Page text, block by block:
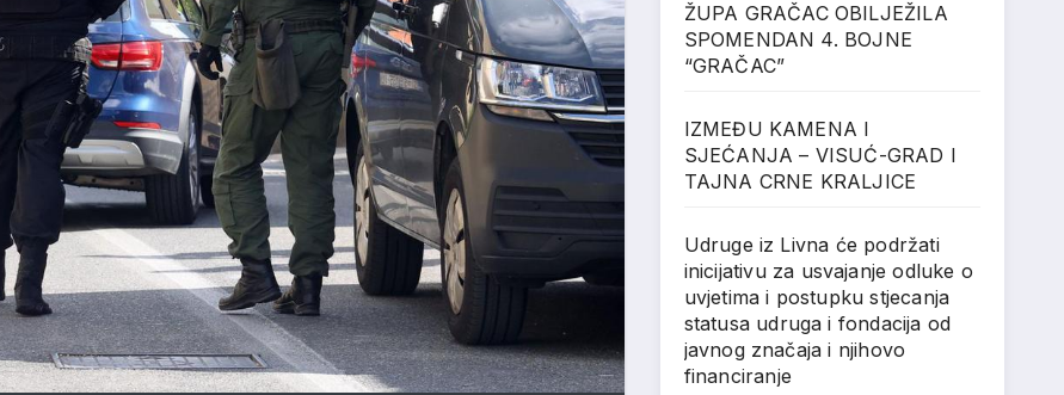
ŽUPA GRAČAC OBILJEŽILA
SPOMENDAN 4. BOJNE
“GRAČAC”
IZMEĐU KAMENA I
SJEĆANJA – VISUĆ-GRAD I
TAJNA CRNE KRALJICE
Udruge iz Livna će podržati
inicijativu za usvajanje odluke o
uvjetima i postupku stjecanja
statusa udruga i fondacija od
javnog značaja i njihovo
financiranje